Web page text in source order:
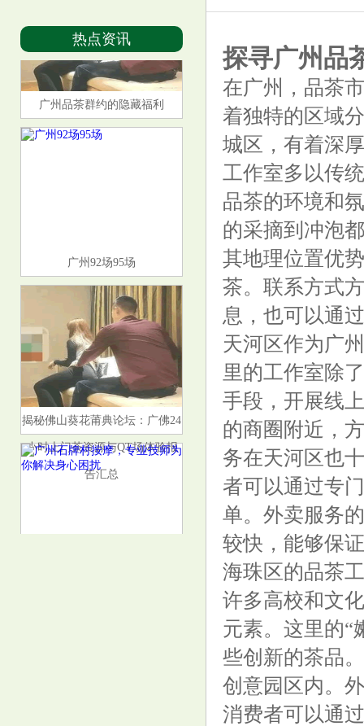
热点资讯
广州品茶群约的隐藏福利
广州92场95场
揭秘佛山葵花莆典论坛：广佛24
小时上门茶资源与QT场体验报
告汇总
探寻广州品
在广州，品茶
着独特的区域
城区，有着深
工作室多以传
品茶的环境和
的采摘到冲泡
其地理位置优
茶。联系方式
息，也可以通
天河区作为广
里的工作室除
手段，开展线
的商圈附近，
务在天河区也
者可以通过专
单。外卖服务
较快，能够保
海珠区的品茶
许多高校和文
元素。这里的“
些创新的茶品
创意园区内。
消费者可以通